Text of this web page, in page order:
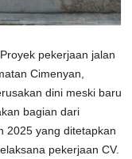
pekerjaan jalan
Cimenyan,
dini meski baru
bagian dari
2025 yang ditetapkan
pekerjaan CV.